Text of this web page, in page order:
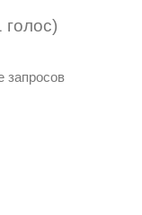
голос)
запросов